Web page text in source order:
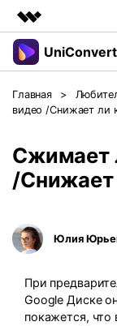
Рекомендуемые
Управление
Бизнес
Решения
Новости
Поддержка
Продукты
Видео/Аудио
Больше
Руководство
Пользователи DVD
Пользователи
Креативный
Поддержка
Видеоуроки
Главная >
видео /Снижает ли
Сжимает
/Снижает
Юлия
При
Google Диске
покажется,